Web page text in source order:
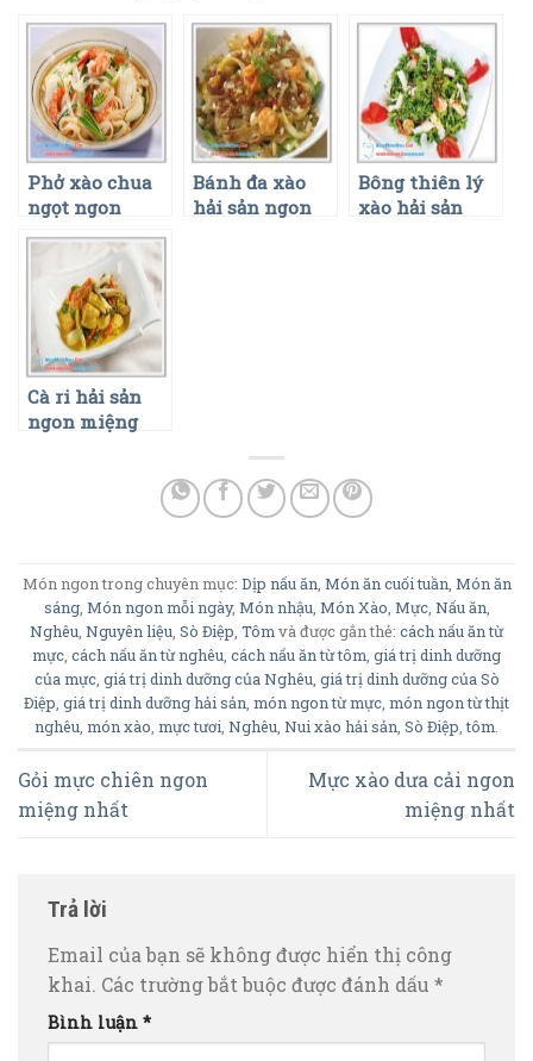
Phở xào chua
ngọt ngon
miệng nhất
Bánh đa xào
hải sản ngon
Bông thiên lý
xào hải sản
Cà ri hải sản
ngon miệng
Món ngon trong chuyên mục: Dịp nấu ăn Món ăn cuối tuần Món ăn
sáng, Món ngon mỗi ngày, Món nhậu Món Xào Mực, Nấu ăn
Nghêu Nguyên liệu Sò Điệp Tôm và được gắn thẻ: cách nấu ăn từ
mực cách nấu ăn từ nghêu cách nấu ăn từ tôm giá trị dinh dưỡng
của mực, giá trị dinh dưỡng của Nghêu giá trị dinh dưỡng của Sò
Điệp giá trị dinh dưỡng hải sản món ngon từ mực món ngon từ thịt
nghêu món xào mực tươi Nghêu Nui xào hải sản Sò Điệp ,tôm
Gỏi mực chiên ngon
miệng nhất
Mực xào dưa cải ngon
miệng nhất
Trả lời
Email của bạn sẽ không được hiển thị công
khai. Các trường bắt buộc được đánh dấu *
Bình luận *